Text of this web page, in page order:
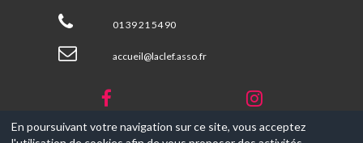
01 39 21 54 90
accueil@laclef.asso.fr
En poursuivant votre navigation sur ce site, vous acceptez